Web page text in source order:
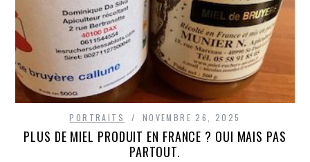
PORTRAITS NOVEMBRE 26, 2025
PLUS DE MIEL PRODUIT EN FRANCE ? OUI MAIS PAS
PARTOUT.